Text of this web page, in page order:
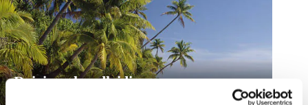
Reizigershandleiding